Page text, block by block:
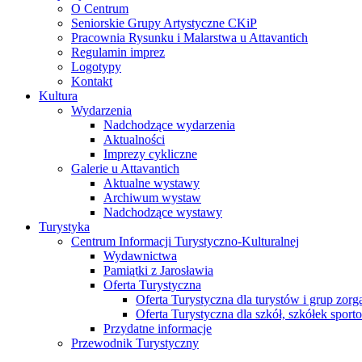
O Centrum
Seniorskie Grupy Artystyczne CKiP
Pracownia Rysunku i Malarstwa u Attavantich
Regulamin imprez
Logotypy
Kontakt
Kultura
Wydarzenia
Nadchodzące wydarzenia
Aktualności
Imprezy cykliczne
Galerie u Attavantich
Aktualne wystawy
Archiwum wystaw
Nadchodzące wystawy
Turystyka
Centrum Informacji Turystyczno-Kulturalnej
Wydawnictwa
Pamiątki z Jarosławia
Oferta Turystyczna
Oferta Turystyczna dla turystów i grup
Oferta Turystyczna dla szkół, szkółek
Przydatne informacje
Przewodnik Turystyczny